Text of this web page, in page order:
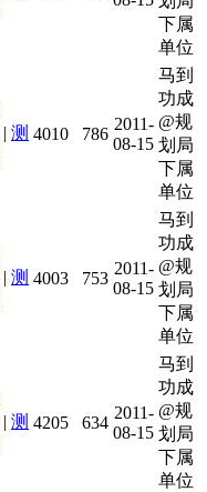
下属
单位
| 测 4010 786
2011-
08-15
马到
功成
@规
划局
下属
单位
| 测 4003 753
2011-
08-15
马到
功成
@规
划局
下属
单位
| 测 4205 634
2011-
08-15
马到
功成
@规
划局
下属
单位